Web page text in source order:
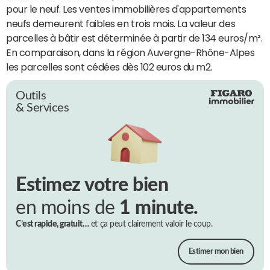
pour le neuf. Les ventes immobilières d'appartements
neufs demeurent faibles en trois mois. La valeur des
parcelles à bâtir est déterminée à partir de 134 euros/m².
En comparaison, dans la région Auvergne-Rhône-Alpes
les parcelles sont cédées dès 102 euros du m2.
Outils
& Services
Estimez votre bien
en moins de 1 minute.
C’est rapide, gratuit…et ça peut clairement valoir le coup.
Estimer mon bien